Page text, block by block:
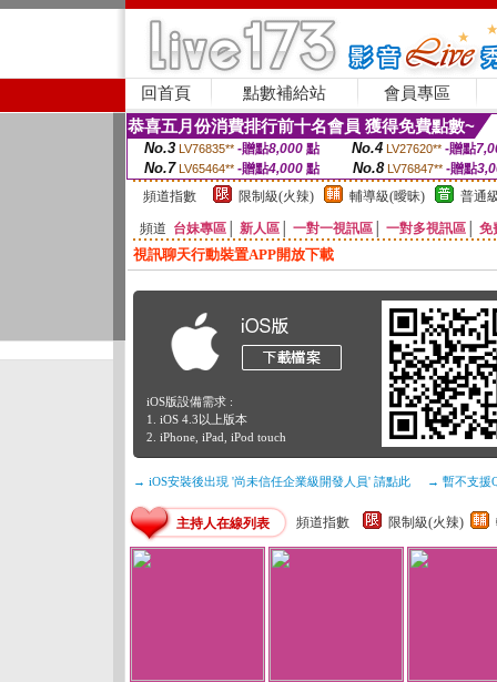
回首頁 點數補給站 會員專區
恭喜五月份消費排行前十名會員 獲得免費點數~
No.3 LV76835** -贈點8,000點 No.4 LV27620** -贈點
No.7 LV65464** -贈點4,000 點 No.8 LV76847** -贈點
頻道指數
限制級(火辣) 輔導級(曖昧) 普通
頻道 台妹專區 新人區 一對一視訊區 一對多視訊區 免
視訊聊天行動裝置APP開放下載
iOS版設備需求 :
1. iOS 4.3以上版本
2. iPhone, iPad, iPod touch
→ iOS安裝後出現 '尚未信任企業級開發人員' 請點此 → 暫不支援
主持人在線列表 頻道指數 限制級(火辣)